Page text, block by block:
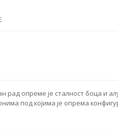
рад опреме је сталност боца и
под којима је опрема